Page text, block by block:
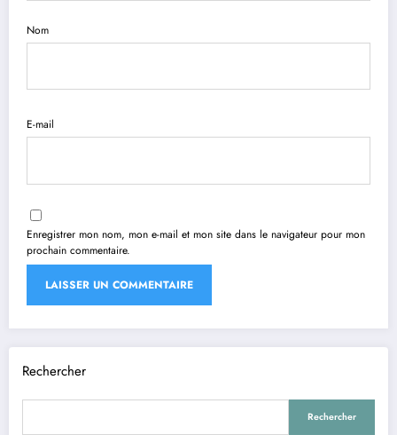
Nom
E-mail
Enregistrer mon nom, mon e-mail et mon site dans le navigateur pour mon
prochain commentaire.
Rechercher
Rechercher